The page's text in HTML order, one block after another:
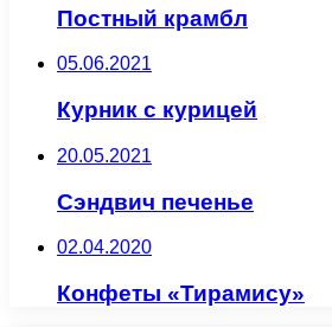
Постный крамбл
05.06.2021
Курник с курицей
20.05.2021
Сэндвич печенье
02.04.2020
Конфеты «Тирамису»